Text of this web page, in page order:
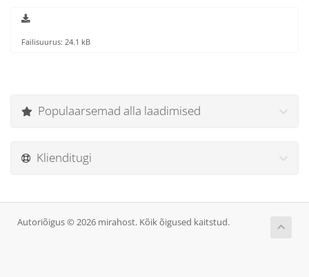
Failisuurus: 24.1 kB
Populaarsemad alla laadimised
Klienditugi
Autoriõigus © 2026 mirahost. Kõik õigused kaitstud.